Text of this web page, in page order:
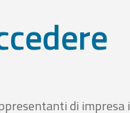
di impresa